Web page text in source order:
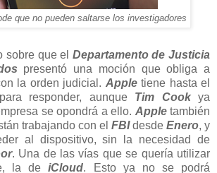
que no pueden saltarse los investigadores
sobre que el Departamento de Justicia
presentó una moción que obliga a
la orden judicial. Apple tiene hasta el
responder, aunque Tim Cookya
se opondrá a ello. Apple también
trabajando con el FBIdesde Enero, y
al dispositivo, sin la necesidad de
. Una de las vías que se quería utilizar
la deiCloud. Esto ya no se podrá